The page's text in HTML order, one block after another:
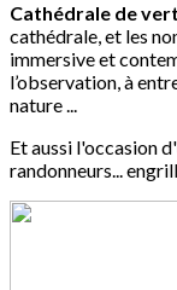
Cathédrale de vert
cathédrale, et les
immersive et
l’observation, à
nature ...
Et aussi l'occasion
randonneurs...